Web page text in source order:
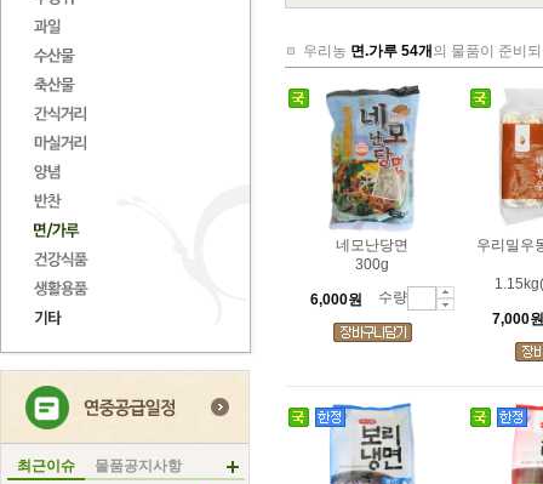
최근이슈 물품공지사항
우리농 면.가루 54개 의 물품이 준비
네모난당면
300g
6,000원 수량
우리밀우
7,000원